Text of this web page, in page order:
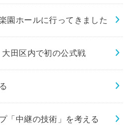
園ホールに行ってきました
田区内で初の公式戦
「中継の技術」を考える